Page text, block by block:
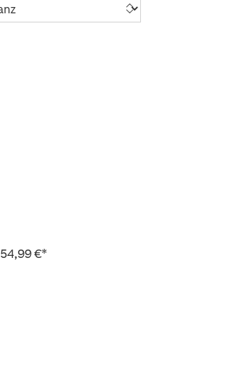
54,99 €*